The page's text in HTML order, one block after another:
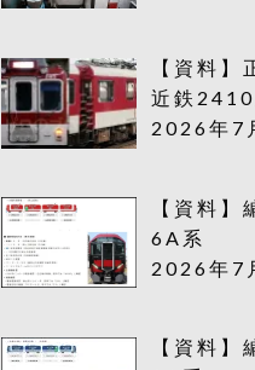
【資料】
近鉄
2026年7
【資料】
6A系
2026年7
【資料】